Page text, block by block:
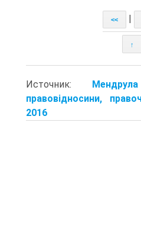
<<
↑
Источник:
правовідносини,
2016